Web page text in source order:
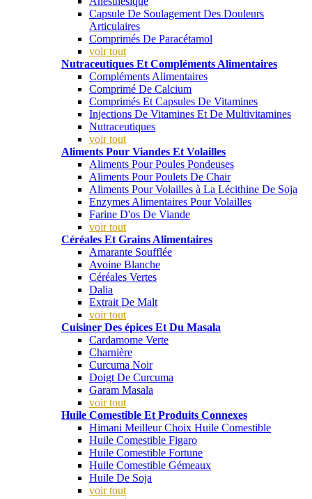
Capsule De Soulagement Des Douleurs
Articulaires
Comprimés De Paracétamol
voir tout
Nutraceutiques Et Compléments Alimentaires
Compléments Alimentaires
Comprimé De Calcium
Comprimés Et Capsules De Vitamines
Injections De Vitamines Et De Multivitamines
Nutraceutiques
voir tout
Aliments Pour Viandes Et Volailles
Aliments Pour Poules Pondeuses
Aliments Pour Poulets De Chair
Aliments Pour Volailles à La Lécithine De Soja
Enzymes Alimentaires Pour Volailles
Farine D'os De Viande
voir tout
Céréales Et Grains Alimentaires
Amarante Soufflée
Avoine Blanche
Céréales Vertes
Dalia
Extrait De Malt
voir tout
Cuisiner Des épices Et Du Masala
Cardamome Verte
Charnière
Curcuma Noir
Doigt De Curcuma
Garam Masala
voir tout
Huile Comestible Et Produits Connexes
Himani Meilleur Choix Huile Comestible
Huile Comestible Figaro
Huile Comestible Fortune
Huile Comestible Gémeaux
Huile De Soja
voir tout